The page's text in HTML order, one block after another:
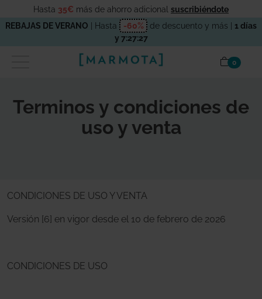
Hasta 35€ más de ahorro adicional suscribiéndote
REBAJAS DE VERANO | Hasta -60% de descuento y más | 1 días
y 7:27:26
0items
Terminos y condiciones de
uso y venta
CONDICIONES DE USO Y VENTA
Versión [6] en vigor desde el 10 de febrero de 2026
CONDICIONES DE USO